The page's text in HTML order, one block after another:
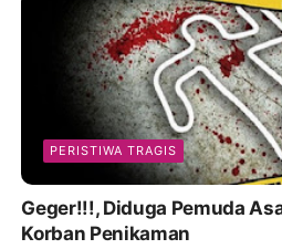
PERISTIWA TRAGIS
Geger!!!, Diduga Pemuda
Korban Penikaman